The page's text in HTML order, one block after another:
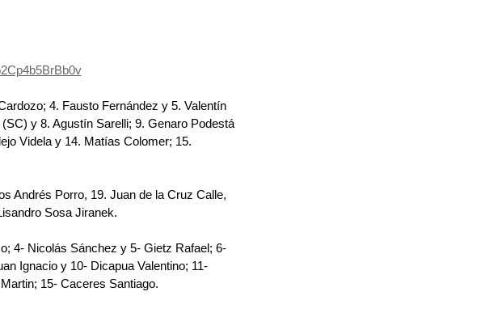
4.⁠ ⁠⁠Fausto Fernández y 5.⁠ ⁠Valentín
y 8.⁠ ⁠⁠⁠Agustín Sarelli; 9.⁠ ⁠⁠Genaro Podestá
Videla y 14.⁠ ⁠⁠Matías Colomer; 15.⁠
Andrés Porro, 19.⁠ ⁠Juan de la Cruz Calle,
Sosa Jiranek.
4- Nicolás Sánchez y 5- Gietz Rafael; 6-
Ignacio y 10- Dicapua Valentino; 11-
15- Caceres Santiago.